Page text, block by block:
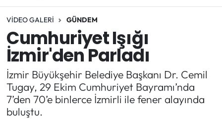
VIDEO GALERI GÜNDEM
Cumhuriyet Işığı
İzmir'den Parladı
İzmir Büyükşehir Belediye Başkanı Dr. Cemil
Tugay, 29 Ekim Cumhuriyet Bayramı’nda
7’den 70’e binlerce İzmirli ile fener alayında
buluştu.